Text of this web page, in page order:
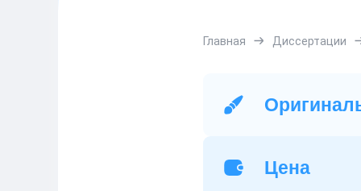
Главная Диссертации
Цена